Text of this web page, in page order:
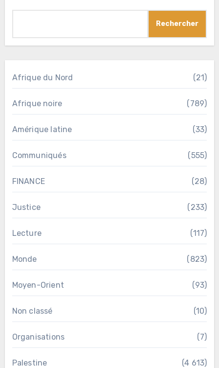
Rechercher
Afrique du Nord (21)
Afrique noire (789)
Amérique latine (33)
Communiqués (555)
FINANCE (28)
Justice (233)
Lecture (117)
Monde (823)
Moyen-Orient (93)
Non classé (10)
Organisations (7)
Palestine (4 613)